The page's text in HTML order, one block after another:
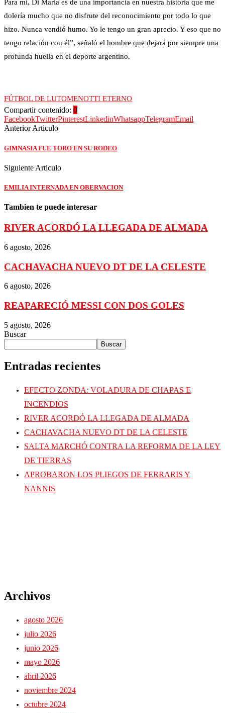
Para mí, Di María es de una importancia en nuestra historia que me
dolería mucho que no disfrute del reconocimiento por todo lo que
hizo. Nunca vendió humo. Yo le tengo un gran aprecio. Y eso que no
tengo relación con él”, señaló el hombre que dejará por siempre una
profunda huella en el deporte argentino.
FÚTBOL DE LUTOMENOTTI ETERNO
Compartir contenido: 0
FacebookTwitterPinterestLinkedinWhatsappTelegramEmail
Anterior Articulo
GIMNASIA FUE TORO EN SU RODEO
Siguiente Articulo
EMILIA INTERNADA EN OBERVACION
Tambien te puede interesar
RIVER ACORDÓ LA LLEGADA DE ALMADA
6 agosto, 2026
CACHAVACHA NUEVO DT DE LA CELESTE
6 agosto, 2026
REAPARECIÓ MESSI CON DOS GOLES
5 agosto, 2026
Buscar
Buscar
Entradas recientes
EFECTO ZONDA: VOLADURA DE CHAPAS E
INCENDIOS
RIVER ACORDÓ LA LLEGADA DE ALMADA
CACHAVACHA NUEVO DT DE LA CELESTE
SALTA MARCHÓ CONTRA LA REFORMA DE LA LEY
DE TIERRAS
APROBARON LOS PLIEGOS DE FERRARIS Y
NANNIS
Archivos
agosto 2026
julio 2026
junio 2026
mayo 2026
abril 2026
noviembre 2024
octubre 2024